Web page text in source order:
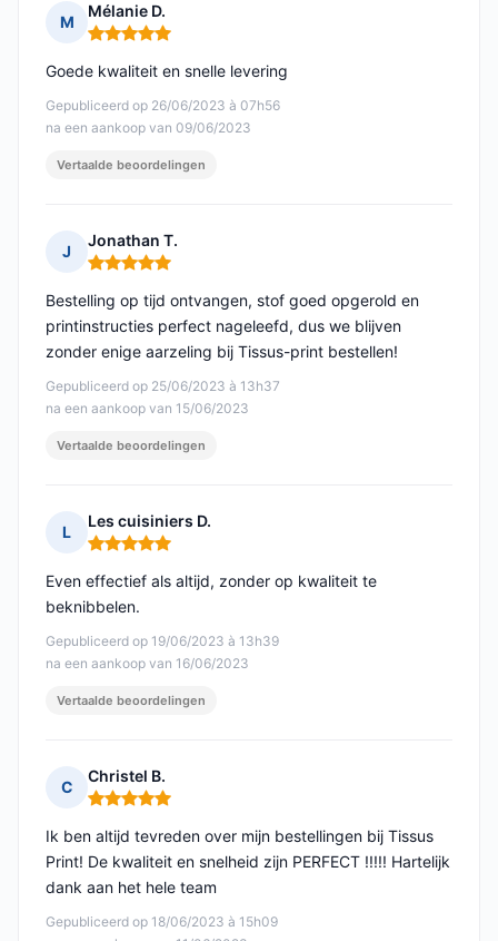
M
Mélanie D.
Opmerking: 5 van 5
Gepubliceerd op 26/06/2023 à 07h56
na een aankoop van 09/06/2023
Goede kwaliteit en snelle levering
Vertaalde beoordelingen
J
Jonathan T.
Opmerking: 5 van 5
Gepubliceerd op 25/06/2023 à 13h37
na een aankoop van 15/06/2023
Bestelling op tijd ontvangen, stof goed opgerold en
printinstructies perfect nageleefd, dus we blijven
zonder enige aarzeling bij Tissus-print bestellen!
Vertaalde beoordelingen
L
Les cuisiniers D.
Opmerking: 5 van 5
Gepubliceerd op 19/06/2023 à 13h39
na een aankoop van 16/06/2023
Even effectief als altijd, zonder op kwaliteit te
beknibbelen.
Vertaalde beoordelingen
C
Christel B.
Opmerking: 5 van 5
Gepubliceerd op 18/06/2023 à 15h09
Ik ben altijd tevreden over mijn bestellingen bij Tissus
Print! De kwaliteit en snelheid zijn PERFECT !!!!! Hartelijk
dank aan het hele team